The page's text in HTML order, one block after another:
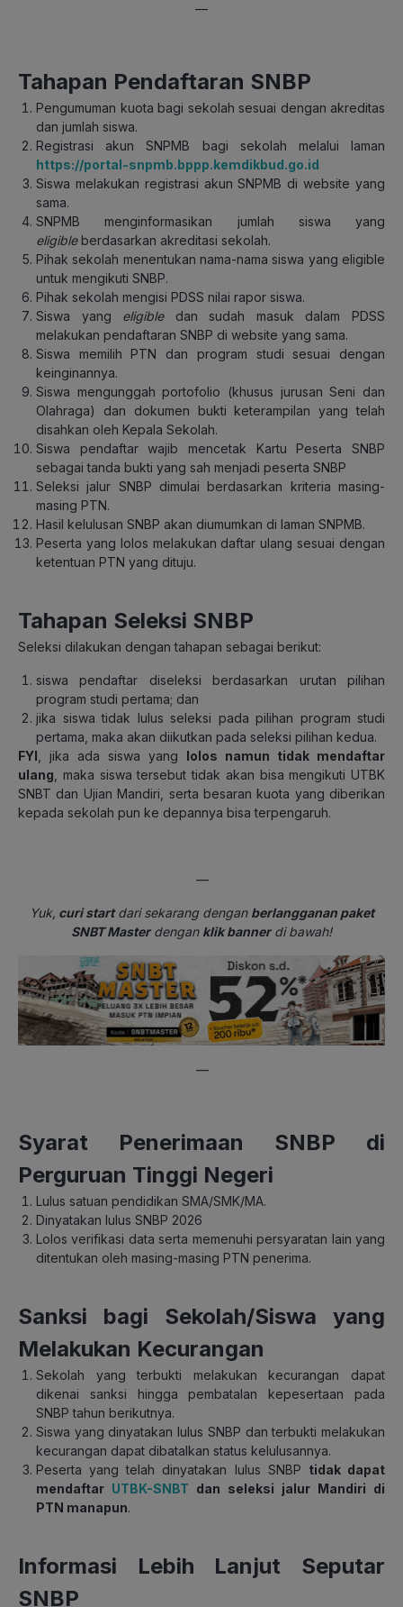
—
Tahapan Pendaftaran SNBP
Pengumuman kuota bagi sekolah sesuai dengan akreditas
dan jumlah siswa.
Registrasi akun SNPMB bagi sekolah melalui laman
https://portal-snpmb.bppp.kemdikbud.go.id
Siswa melakukan registrasi akun SNPMB di website yang
sama.
SNPMB menginformasikan jumlah siswa yang
eligible berdasarkan akreditasi sekolah.
Pihak sekolah menentukan nama-nama siswa yang eligible
untuk mengikuti SNBP.
Pihak sekolah mengisi PDSS nilai rapor siswa.
Siswa yang eligibledan sudah masuk dalam PDSS
melakukan pendaftaran SNBP di website yang sama.
Siswa memilih PTN dan program studi sesuai dengan
keinginannya.
Siswa mengunggah portofolio (khusus jurusan Seni dan
Olahraga) dan dokumen bukti keterampilan yang telah
disahkan oleh Kepala Sekolah.
Siswa pendaftar wajib mencetak Kartu Peserta SNBP
sebagai tanda bukti yang sah menjadi peserta SNBP
Seleksi jalur SNBP dimulai berdasarkan kriteria masing-
masing PTN.
Hasil kelulusan SNBP akan diumumkan di laman SNPMB.
Peserta yang lolos melakukan daftar ulang sesuai dengan
ketentuan PTN yang dituju.
Tahapan Seleksi SNBP
Seleksi dilakukan dengan tahapan sebagai berikut:
siswa pendaftar diseleksi berdasarkan urutan pilihan
program studi pertama; dan
jika siswa tidak lulus seleksi pada pilihan program studi
pertama, maka akan diikutkan pada seleksi pilihan kedua.
FYI , jika ada siswa yang lolos namun tidak mendaftar
ulang , maka siswa tersebut tidak akan bisa mengikuti UTBK
SNBT dan Ujian Mandiri, serta besaran kuota yang diberikan
kepada sekolah pun ke depannya bisa terpengaruh.
—
Yuk, curi startdari sekarang dengan berlangganan paket
SNBT Masterdengan klik bannerdi bawah!
—
Syarat Penerimaan SNBP di
Perguruan Tinggi Negeri
Lulus satuan pendidikan SMA/SMK/MA.
Dinyatakan lulus SNBP 2026
Lolos verifikasi data serta memenuhi persyaratan lain yang
ditentukan oleh masing-masing PTN penerima.
Sanksi bagi Sekolah/Siswa yang
Melakukan Kecurangan
Sekolah yang terbukti melakukan kecurangan dapat
dikenai sanksi hingga pembatalan kepesertaan pada
SNBP tahun berikutnya.
Siswa yang dinyatakan lulus SNBP dan terbukti melakukan
kecurangan dapat dibatalkan status kelulusannya.
Peserta yang telah dinyatakan lulus SNBP tidak dapat
mendaftar UTBK-SNBT dan seleksi jalur Mandiri di
PTN manapun.
Informasi Lebih Lanjut Seputar
SNBP